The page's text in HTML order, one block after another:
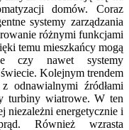
domów. Coraz
systemy zarządzania
różnymi funkcjami
temu mieszkańcy mogą
czy nawet systemy
Kolejnym trendem
odnawialnymi źródłami
turbiny wiatrowe. W ten
niezależni energetycznie i
Również wzrasta